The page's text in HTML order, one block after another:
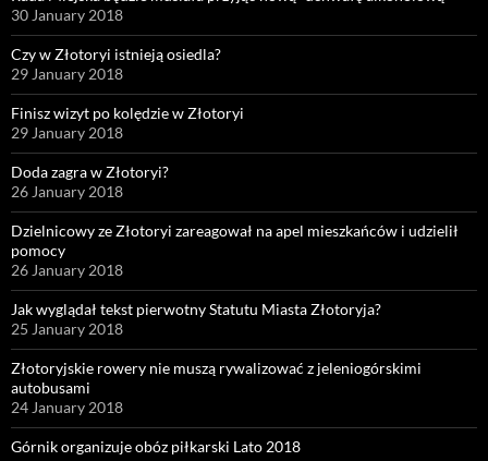
30 January 2018
Czy w Złotoryi istnieją osiedla?
29 January 2018
Finisz wizyt po kolędzie w Złotoryi
29 January 2018
Doda zagra w Złotoryi?
26 January 2018
Dzielnicowy ze Złotoryi zareagował na apel mieszkańców i udzielił
pomocy
26 January 2018
Jak wyglądał tekst pierwotny Statutu Miasta Złotoryja?
25 January 2018
Złotoryjskie rowery nie muszą rywalizować z jeleniogórskimi
autobusami
24 January 2018
Górnik organizuje obóz piłkarski Lato 2018